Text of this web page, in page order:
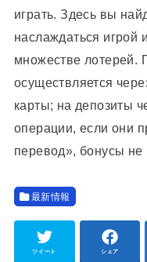
играть. Здесь вы
наслаждаться игрой
множестве лотерей.
осуществляется
карты; на депозиты
операции, если они
перевод», бонусы не
最新情報
ツイート シェア